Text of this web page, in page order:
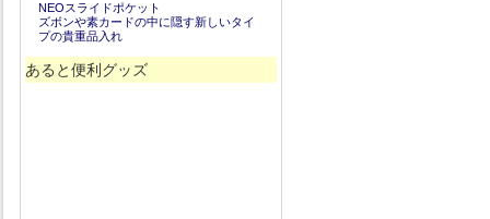
NEOスライドポケット
ズボンや素カードの中に隠す新しいタイ
プの貴重品入れ
あると便利グッズ